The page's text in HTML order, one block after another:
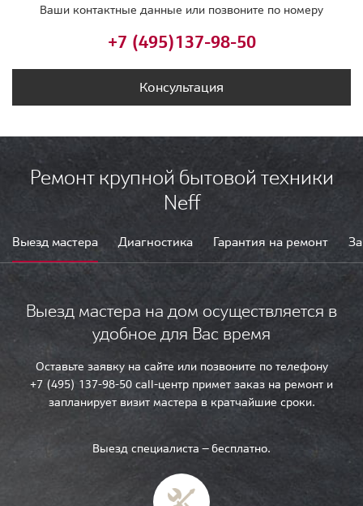
Ваши контактные данные или позвоните по номеру
+7 (495)137-98-50
Консультация
Ремонт крупной бытовой техники
Neff
Выезд мастера Диагностика Гарантия на ремонт
Выезд мастера на дом осуществляется в
удобное для Вас время
Оставьте заявку на сайте или позвоните по телефону
+7 (495) 137-98-50 call-центр примет заказ на ремонт и
запланирует визит мастера в кратчайшие сроки.
Выезд специалиста — бесплатно.